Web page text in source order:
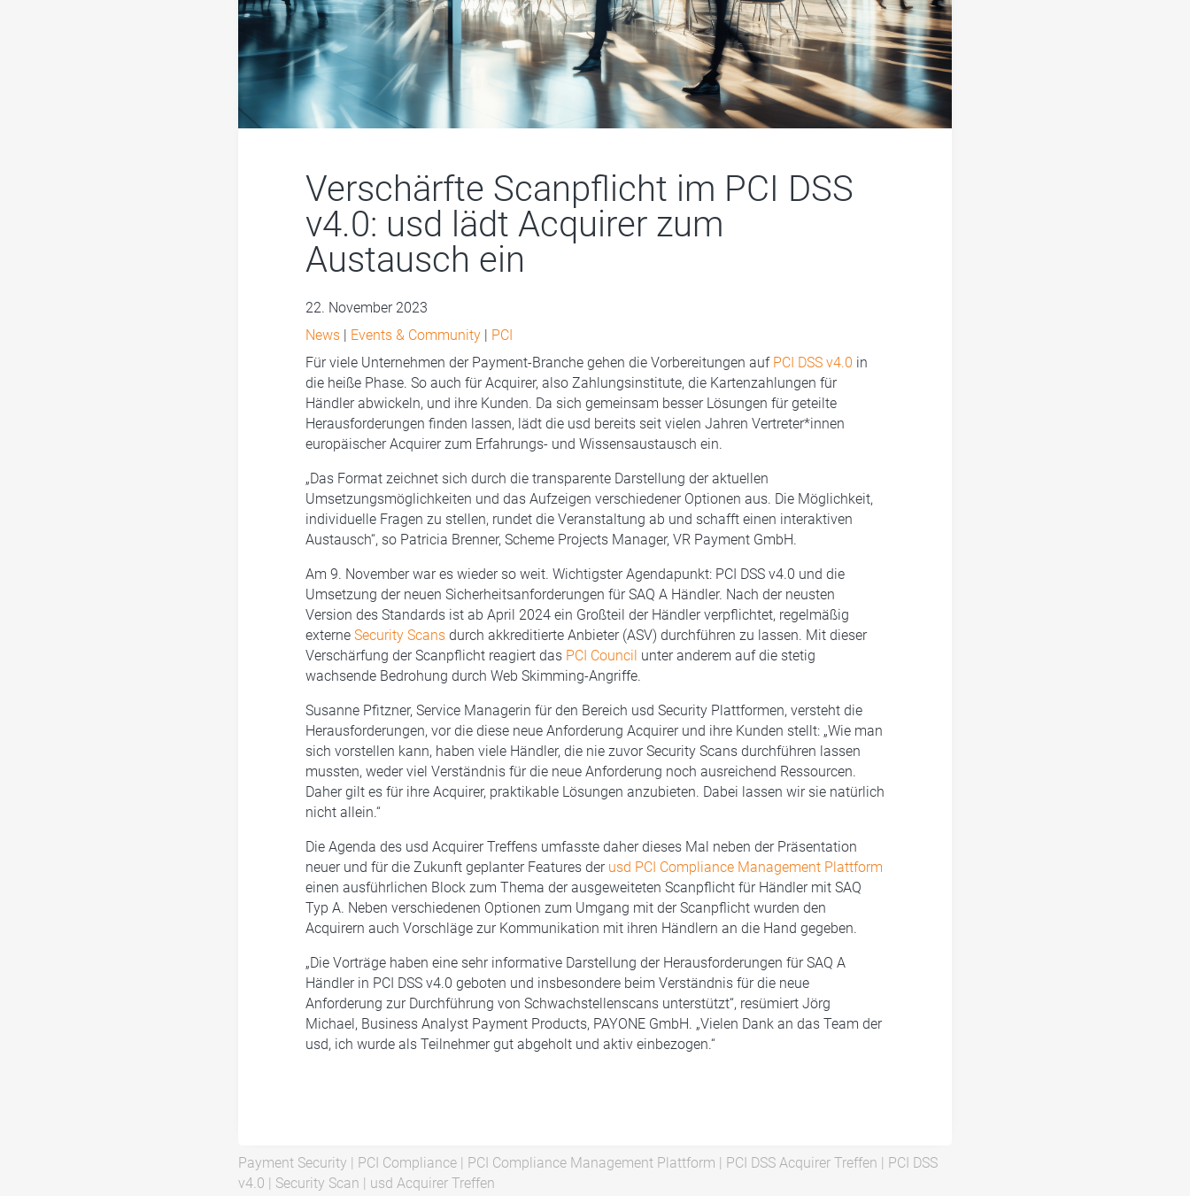
Verschärfte Scanpflicht im PCI DSS
v4.0: usd lädt Acquirer zum
Austausch ein
22. November 2023
News| Events & Community| PCI
Für viele Unternehmen der Payment-Branche gehen die Vorbereitungen auf PCI DSS v4.0 in
die heiße Phase. So auch für Acquirer, also Zahlungsinstitute, die Kartenzahlungen für
Händler abwickeln, und ihre Kunden. Da sich gemeinsam besser Lösungen für geteilte
Herausforderungen finden lassen, lädt die usd bereits seit vielen Jahren Vertreter*innen
europäischer Acquirer zum Erfahrungs- und Wissensaustausch ein.
„Das Format zeichnet sich durch die transparente Darstellung der aktuellen
Umsetzungsmöglichkeiten und das Aufzeigen verschiedener Optionen aus. Die Möglichkeit,
individuelle Fragen zu stellen, rundet die Veranstaltung ab und schafft einen interaktiven
Austausch“, so Patricia Brenner, Scheme Projects Manager, VR Payment GmbH.
Am 9. November war es wieder so weit. Wichtigster Agendapunkt: PCI DSS v4.0 und die
Umsetzung der neuen Sicherheitsanforderungen für SAQ A Händler. Nach der neusten
Version des Standards ist ab April 2024 ein Großteil der Händler verpflichtet, regelmäßig
externe Security Scansdurch akkreditierte Anbieter (ASV) durchführen zu lassen. Mit dieser
Verschärfung der Scanpflicht reagiert das PCI Council unter anderem auf die stetig
wachsende Bedrohung durch Web Skimming-Angriffe.
Susanne Pfitzner, Service Managerin für den Bereich usd Security Plattformen, versteht die
Herausforderungen, vor die diese neue Anforderung Acquirer und ihre Kunden stellt: „Wie man
sich vorstellen kann, haben viele Händler, die nie zuvor Security Scans durchführen lassen
mussten, weder viel Verständnis für die neue Anforderung noch ausreichend Ressourcen.
Daher gilt es für ihre Acquirer, praktikable Lösungen anzubieten. Dabei lassen wir sie natürlich
nicht allein.“
Die Agenda des usd Acquirer Treffens umfasste daher dieses Mal neben der Präsentation
neuer und für die Zukunft geplanter Features der usd PCI Compliance Management Plattform
einen ausführlichen Block zum Thema der ausgeweiteten Scanpflicht für Händler mit SAQ
Typ A. Neben verschiedenen Optionen zum Umgang mit der Scanpflicht wurden den
Acquirern auch Vorschläge zur Kommunikation mit ihren Händlern an die Hand gegeben.
„Die Vorträge haben eine sehr informative Darstellung der Herausforderungen für SAQ A
Händler in PCI DSS v4.0 geboten und insbesondere beim Verständnis für die neue
Anforderung zur Durchführung von Schwachstellenscans unterstützt“, resümiert Jörg
Michael, Business Analyst Payment Products, PAYONE GmbH. „Vielen Dank an das Team der
usd, ich wurde als Teilnehmer gut abgeholt und aktiv einbezogen.“
Payment Security | PCI Compliance| PCI Compliance Management Plattform | PCI DSS Acquirer Treffen | PCI DSS
v4.0 | Security Scan | usd Acquirer Treffen